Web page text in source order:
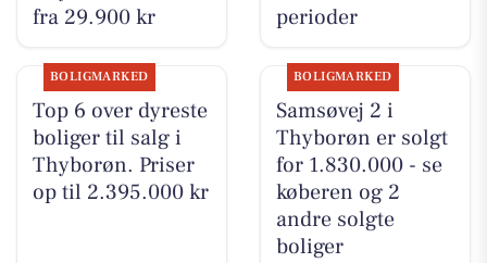
fra 29.900 kr
perioder
BOLIGMARKED
Top 6 over dyreste
boliger til salg i
Thyborøn. Priser
op til 2.395.000 kr
BOLIGMARKED
Samsøvej 2 i
Thyborøn er solgt
for 1.830.000 - se
køberen og 2
andre solgte
boliger